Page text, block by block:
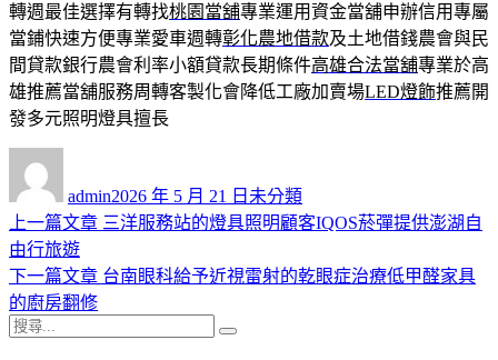
轉週最佳選擇有轉找桃園當舖專業運用資金當舖申辦信用專屬
當鋪快速方便專業愛車週轉彰化農地借款及土地借錢農會與民
間貸款銀行農會利率小額貸款長期條件高雄合法當舖專業於高
雄推薦當舖服務周轉客製化會降低工廠加賣場LED燈飾推薦開
發多元照明燈具擅長
admin佈
日
2026 年 5 月 21 日 類
未分類
文
章
導
覽
上一篇文章 上
篇
三洋服務站的燈具照明顧客IQOS菸彈提供澎湖自
由行旅遊
下一篇文章 下
台南眼科給予近視雷射的乾眼症治療低甲醛家具
的廚房翻修
搜